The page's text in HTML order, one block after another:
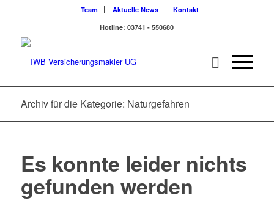
Team Aktuelle News
Kontakt
Hotline: 03741 - 550680
Archiv für die Kategorie: Naturgefahren
Es konnte leider nichts
gefunden werden